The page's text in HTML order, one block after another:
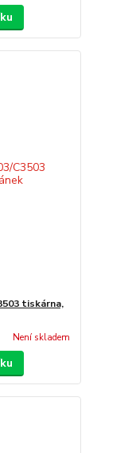
tiskárna,
Není skladem